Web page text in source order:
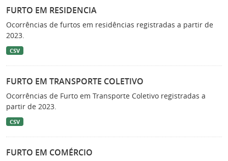
FURTO EM RESIDENCIA
Ocorrências de furtos em residências registradas a partir de
2023.
CSV
FURTO EM TRANSPORTE COLETIVO
Ocorrências de Furto em Transporte Coletivo registradas a
partir de 2023.
CSV
FURTO EM COMÉRCIO